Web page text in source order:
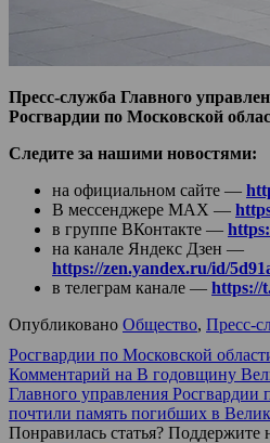
Пресс-служба Главного
Росгвардии по Московской
Следите за нашими новостями:
на официальном сайте —
В мессенджере МАХ —
в группе ВКонтакте —
на канале Яндекс Дзен —
https://zen.yandex.ru/id/
в телеграм канале — https://
Опубликовано Общество, Пресс-
Росгвардии по Московской
Комментарий на В годовщину
Главного управления Росгвардии
почтили память погибших в
Понравилась статья? Поддержите